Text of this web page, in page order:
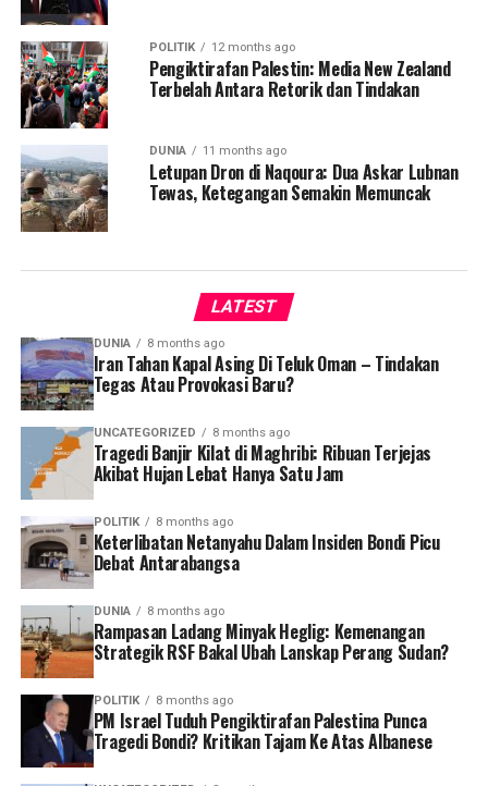
POLITIK 12 months ago
Pengiktirafan Palestin: Media New Zealand
Terbelah Antara Retorik dan Tindakan
DUNIA 11 months ago
Letupan Dron di Naqoura: Dua Askar Lubnan
Tewas, Ketegangan Semakin Memuncak
LATEST
DUNIA 8 months ago
Iran Tahan Kapal Asing Di Teluk Oman – Tindakan
Tegas Atau Provokasi Baru?
UNCATEGORIZED 8 months ago
Tragedi Banjir Kilat di Maghribi: Ribuan Terjejas
Akibat Hujan Lebat Hanya Satu Jam
POLITIK 8 months ago
Keterlibatan Netanyahu Dalam Insiden Bondi Picu
Debat Antarabangsa
DUNIA 8 months ago
Rampasan Ladang Minyak Heglig: Kemenangan
Strategik RSF Bakal Ubah Lanskap Perang Sudan?
POLITIK 8 months ago
PM Israel Tuduh Pengiktirafan Palestina Punca
Tragedi Bondi? Kritikan Tajam Ke Atas Albanese